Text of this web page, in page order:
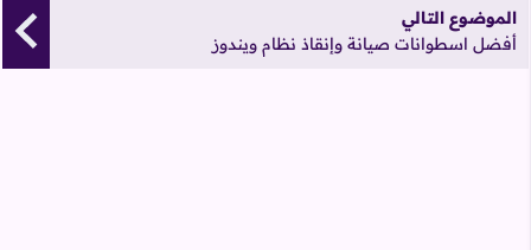
الموضوع التالي
أفضل اسطوانات صيانة وإنقاذ نظام ويندوز